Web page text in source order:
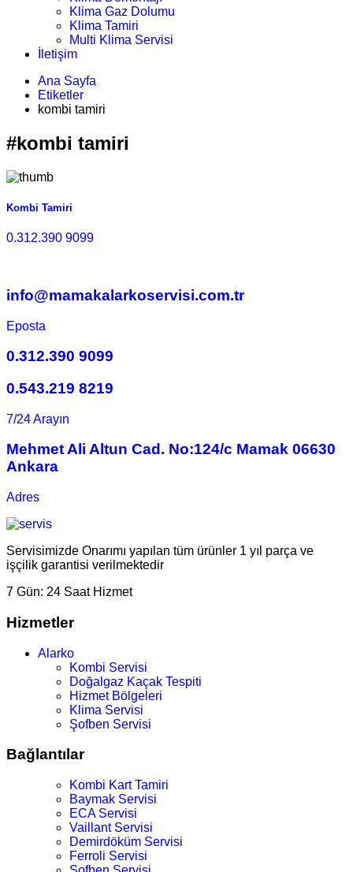
Klima Gaz Dolumu
Klima Tamiri
Multi Klima Servisi
İletişim
Ana Sayfa
Etiketler
kombi tamiri
#kombi tamiri
Kombi Tamiri
0.312.390 9099
info@mamakalarkoservisi.com.tr
Eposta
0.312.390 9099
0.543.219 8219
7/24 Arayın
Mehmet Ali Altun Cad. No:124/c Mamak 06630
Ankara
Adres
Servisimizde Onarımı yapılan tüm ürünler 1 yıl parça ve
işçilik garantisi verilmektedir
7 Gün: 24 Saat Hizmet
Hizmetler
Alarko
Kombi Servisi
Doğalgaz Kaçak Tespiti
Hizmet Bölgeleri
Klima Servisi
Şofben Servisi
Bağlantılar
Kombi Kart Tamiri
Baymak Servisi
ECA Servisi
Vaillant Servisi
Demirdöküm Servisi
Ferroli Servisi